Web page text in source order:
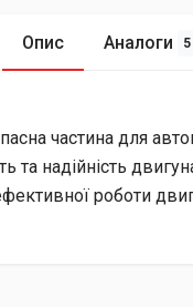
Опис Аналоги 5
частина для
надійність
роботи